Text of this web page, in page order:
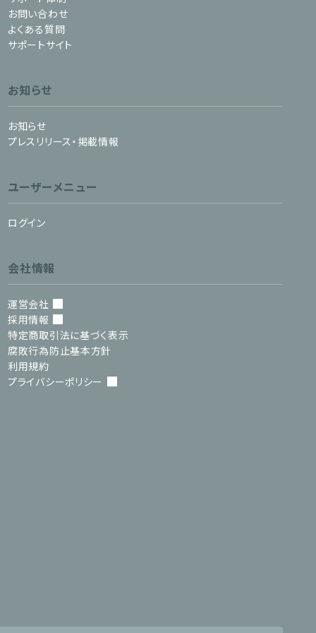
お問い合わせ
よくある質問
サポートサイト
お知らせ
お知らせ
プレスリリース・掲載情報
ユーザーメニュー
ログイン
会社情報
運営会社
採用情報
特定商取引法に基づく表示
腐敗行為防止基本方針
利用規約
プライバシーポリシー